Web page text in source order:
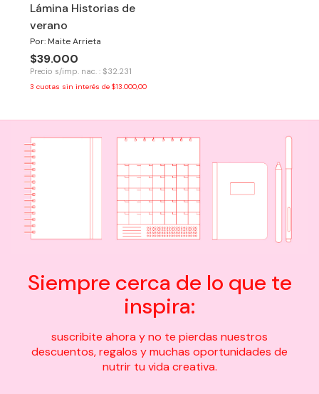
Lámina Historias de
verano
Por: Maite Arrieta
$39.000
Precio s/imp. nac. : $32.231
3 cuotas sin interés de $13.000,00
Siempre cerca de lo que te
inspira:
suscribite ahora y no te pierdas nuestros
descuentos, regalos y muchas oportunidades de
nutrir tu vida creativa.